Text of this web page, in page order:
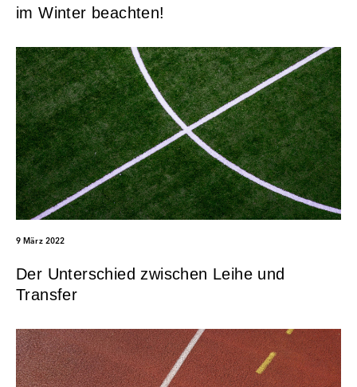
im Winter beachten!
9 März 2022
Der Unterschied zwischen Leihe und
Transfer